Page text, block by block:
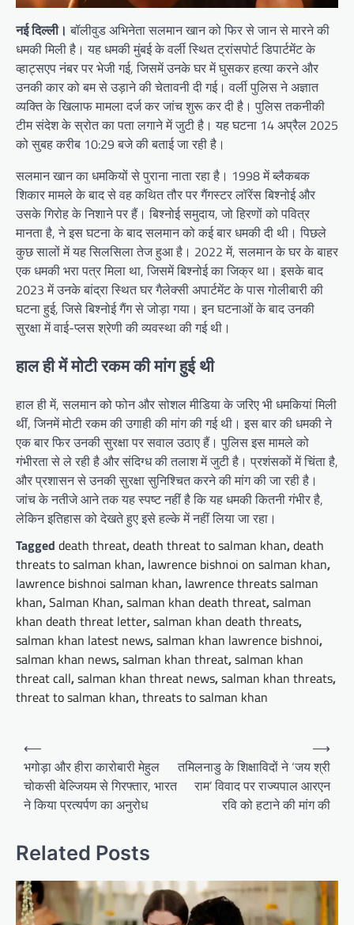
नई दिल्ली। बॉलीवुड अभिनेता सलमान खान को फिर से जान से मारने की
धमकी मिली है। यह धमकी मुंबई के वर्ली स्थित ट्रांसपोर्ट डिपार्टमेंट के
व्हाट्सएप नंबर पर भेजी गई, जिसमें उनके घर में घुसकर हत्या करने और
उनकी कार को बम से उड़ाने की चेतावनी दी गई। वर्ली पुलिस ने अज्ञात
व्यक्ति के खिलाफ मामला दर्ज कर जांच शुरू कर दी है। पुलिस तकनीकी
टीम संदेश के स्रोत का पता लगाने में जुटी है। यह घटना 14 अप्रैल 2025
को सुबह करीब 10:29 बजे की बताई जा रही है।
सलमान खान का धमकियों से पुराना नाता रहा है। 1998 में ब्लैकबक
शिकार मामले के बाद से वह कथित तौर पर गैंगस्टर लॉरेंस बिश्नोई और
उसके गिरोह के निशाने पर हैं। बिश्नोई समुदाय, जो हिरणों को पवित्र
मानता है, ने इस घटना के बाद सलमान को कई बार धमकी दी थी। पिछले
कुछ सालों में यह सिलसिला तेज हुआ है। 2022 में, सलमान के घर के बाहर
एक धमकी भरा पत्र मिला था, जिसमें बिश्नोई का जिक्र था। इसके बाद
2023 में उनके बांद्रा स्थित घर गैलेक्सी अपार्टमेंट के पास गोलीबारी की
घटना हुई, जिसे बिश्नोई गैंग से जोड़ा गया। इन घटनाओं के बाद उनकी
सुरक्षा में वाई-प्लस श्रेणी की व्यवस्था की गई थी।
हाल ही में मोटी रकम की मांग हुई थी
हाल ही में, सलमान को फोन और सोशल मीडिया के जरिए भी धमकियां मिली
थीं, जिनमें मोटी रकम की उगाही की मांग की गई थी। इस बार की धमकी ने
एक बार फिर उनकी सुरक्षा पर सवाल उठाए हैं। पुलिस इस मामले को
गंभीरता से ले रही है और संदिग्ध की तलाश में जुटी है। प्रशंसकों में चिंता है,
और प्रशासन से उनकी सुरक्षा सुनिश्चित करने की मांग की जा रही है।
जांच के नतीजे आने तक यह स्पष्ट नहीं है कि यह धमकी कितनी गंभीर है,
लेकिन इतिहास को देखते हुए इसे हल्के में नहीं लिया जा रहा।
Tagged death threat,death threat to salman khan,death
threats to salman khan, lawrence bishnoi on salman khan,
lawrence bishnoi salman khan, lawrence threats salman
khan,Salman Khan,salman khan death threat,salman
khan death threat letter,salman khan death threats,
salman khan latest news,salman khan lawrence bishnoi,
salman khan news,salman khan threat,salman khan
threat call,salman khan threat news,salman khan threats,
threat to salman khan,threats to salman khan
Post
navigation
⟵
भगोड़ा और हीरा कारोबारी मेहुल
चोकसी बेल्जियम से गिरफ्तार, भारत
ने किया प्रत्यर्पण का अनुरोध
तमिलनाडु के शिक्षाविदों ने ‘जय श्री
राम’ विवाद पर राज्यपाल आरएन
रवि को हटाने की मांग की
⟶
Related Posts